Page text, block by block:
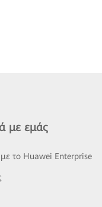
με εμάς
με το Huawei Enterprise